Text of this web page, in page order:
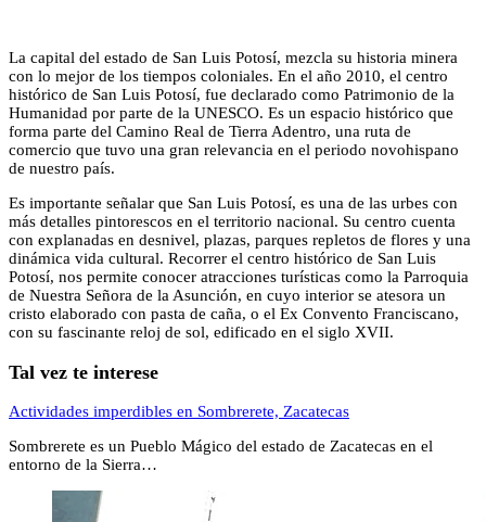
La capital del estado de San Luis Potosí, mezcla su historia minera
con lo mejor de los tiempos coloniales. En el año 2010, el centro
histórico de San Luis Potosí, fue declarado como Patrimonio de la
Humanidad por parte de la UNESCO. Es un espacio histórico que
forma parte del Camino Real de Tierra Adentro, una ruta de
comercio que tuvo una gran relevancia en el periodo novohispano
de nuestro país.
Es importante señalar que San Luis Potosí, es una de las urbes con
más detalles pintorescos en el territorio nacional. Su centro cuenta
con explanadas en desnivel, plazas, parques repletos de flores y una
dinámica vida cultural. Recorrer el centro histórico de San Luis
Potosí, nos permite conocer atracciones turísticas como la Parroquia
de Nuestra Señora de la Asunción, en cuyo interior se atesora un
cristo elaborado con pasta de caña, o el Ex Convento Franciscano,
con su fascinante reloj de sol, edificado en el siglo XVII.
Tal vez te interese
Actividades imperdibles en Sombrerete, Zacatecas
Sombrerete es un Pueblo Mágico del estado de Zacatecas en el
entorno de la Sierra…